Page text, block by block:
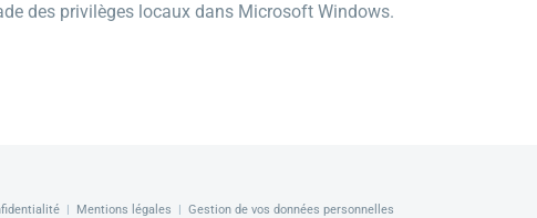
des privilèges locaux dans Microsoft Windows.
| Mentions légales | Gestion de vos données personnelles